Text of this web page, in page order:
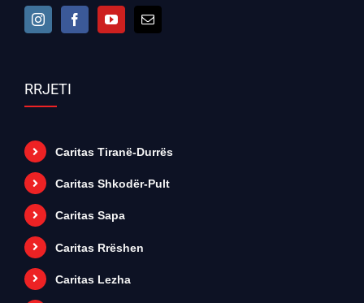
RRJETI
Caritas Tiranë-Durrës
Caritas Shkodër-Pult
Caritas Sapa
Caritas Rrëshen
Caritas Lezha